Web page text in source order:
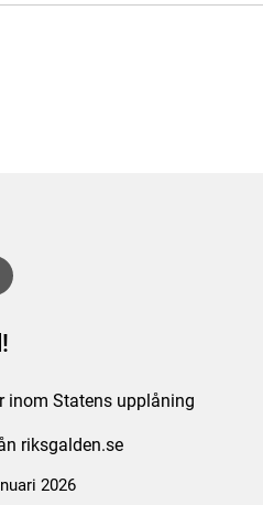
inom Statens upplåning
riksgalden.se
2026